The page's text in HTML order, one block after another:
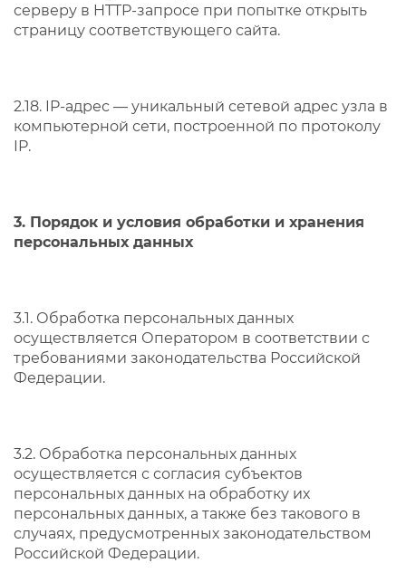
серверу в HTTP-запросе при попытке открыть
страницу соответствующего сайта.
2.18. IP-адрес — уникальный сетевой адрес узла в
компьютерной сети, построенной по протоколу
IP.
3. Порядок и условия обработки и хранения
персональных данных
3.1. Обработка персональных данных
осуществляется Оператором в соответствии с
требованиями законодательства Российской
Федерации.
3.2. Обработка персональных данных
осуществляется с согласия субъектов
персональных данных на обработку их
персональных данных, а также без такового в
случаях, предусмотренных законодательством
Российской Федерации.